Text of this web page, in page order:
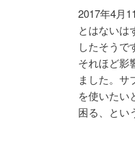
2017年4月
とはないは
したそうで
それほど影
ました。サ
を使いたい
困る、とい